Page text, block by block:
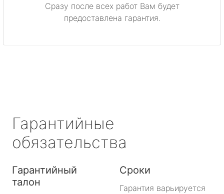
Сразу после всех работ Вам будет
предоставлена гарантия.
Гарантийные
обязательства
Гарантийный
талон
Сроки
Гарантия варьируется